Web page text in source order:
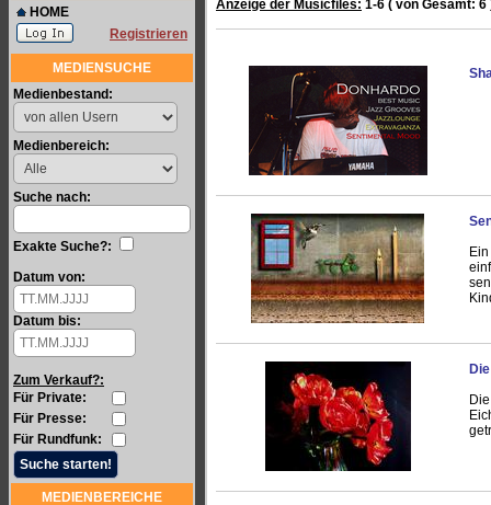
HOME
Registrieren
MEDIENSUCHE
Medienbestand:
Medienbereich:
Suche nach:
Exakte Suche?:
Datum von:
Datum bis:
Zum Verkauf?:
Für Private:
Für Presse:
Für Rundfunk:
MEDIENBEREICHE
Anzeige der Musicfiles: 1-6 ( von Gesamt: 6